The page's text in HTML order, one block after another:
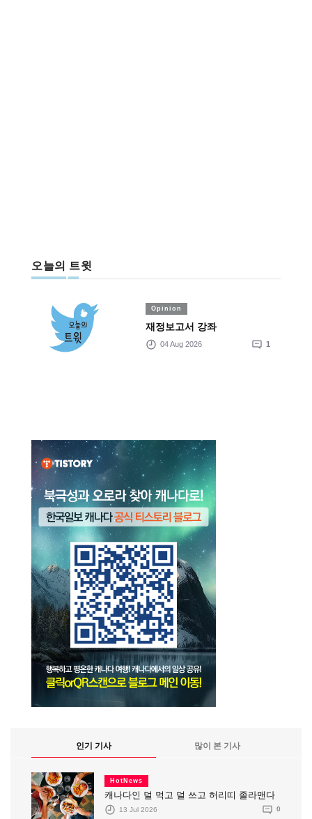
오늘의 트윗
Opinion
재정보고서 강좌
04 Aug 2026 1
인기 기사 많이 본 기사
HotNews
캐나다인 덜 먹고 덜 쓰고 허리띠 졸라맨다
13 Jul 2026 0